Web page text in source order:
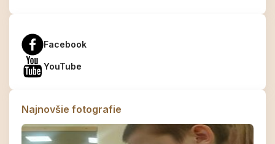
Facebook
YouTube
Najnovšie fotografie